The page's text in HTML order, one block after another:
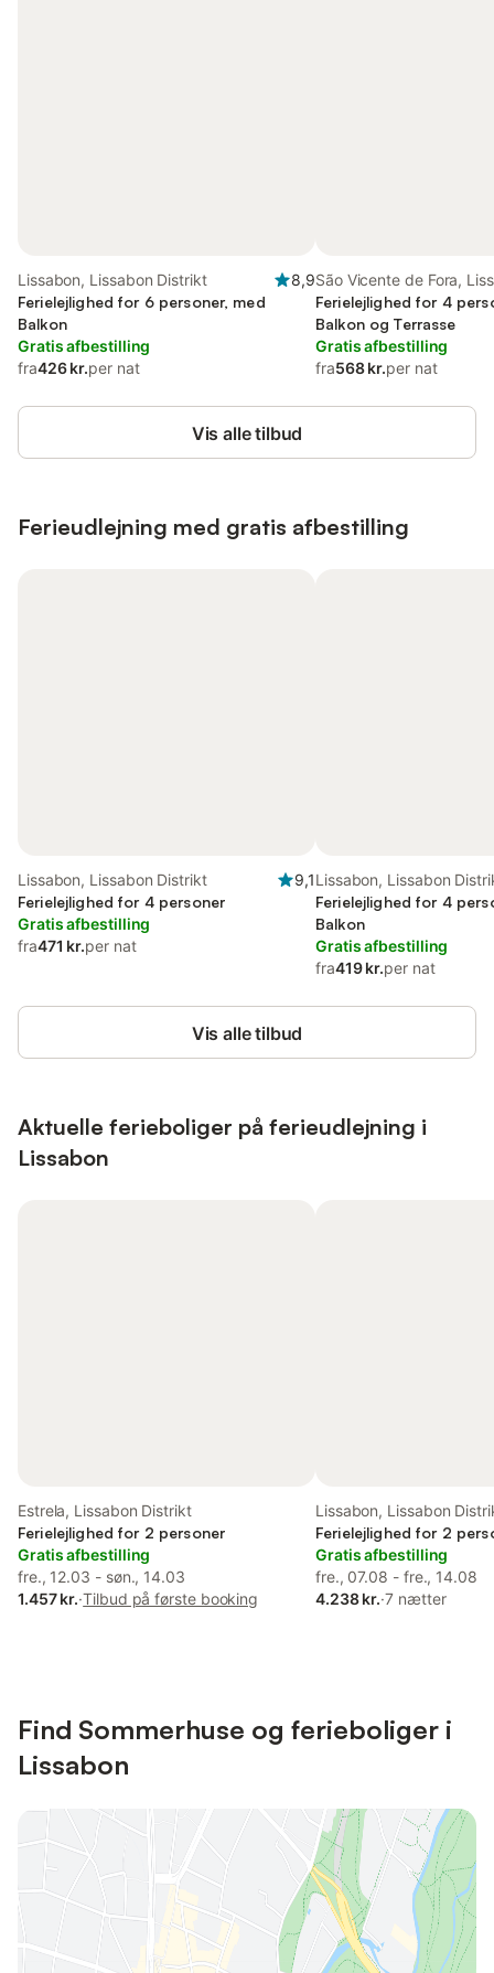
Lissabon, Lissabon Distrikt
8,9
Ferielejlighed for 6 personer, med
Balkon
Gratis afbestilling
fra426 kr.per nat
São Vicente de Fora,
Ferielejlighed for 4
Balkon og Terrasse
Gratis afbestilling
fra568 kr.per nat
Vis alle tilbud
Ferieudlejning med gratis afbestilling
Lissabon, Lissabon Distrikt
9,1
Ferielejlighed for 4 personer
Gratis afbestilling
fra471 kr.per nat
Lissabon, Lissabon
Ferielejlighed for 4
Balkon
Gratis afbestilling
fra419 kr.per nat
Vis alle tilbud
Aktuelle ferieboliger på ferieudlejning i
Lissabon
Estrela, Lissabon Distrikt
Ferielejlighed for 2 personer
Gratis afbestilling
fre., 12.03 - søn., 14.03
1.457 kr.·Tilbud på første booking
Lissabon, Lissabon
Ferielejlighed for 2
Gratis afbestilling
fre., 07.08 - fre., 14.08
4.238 kr.·7 nætter
Find Sommerhuse og ferieboliger i
Lissabon